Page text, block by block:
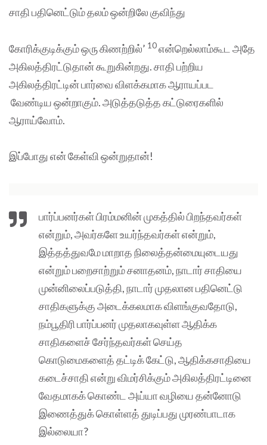
சாதி பதினெட்டும் தலம் ஒன்றிலே குவிந்து
கோரிக்குடிக்கும் ஒரு கிணற்றில்’ 10என்றெல்லாம்கூட அதே
அகிலத்திரட்டுதான் கூறுகின்றது. சாதி பற்றிய
அகிலத்திரட்டின் பார்வை விளக்கமாக ஆராயப்பட
வேண்டிய ஒன்றாகும். அடுத்தடுத்த கட்டுரைகளில்
ஆராய்வோம்.
இப்போது என் கேள்வி ஒன்றுதான்!
பார்ப்பனர்கள் பிரம்மனின் முகத்தில் பிறந்தவர்கள்
என்றும், அவர்களே உயர்ந்தவர்கள் என்றும்,
இத்தத்துவமே மாறாத நிலைத்தன்மையுடையது
என்றும் பறைசாற்றும் சனாதனம், நாடார் சாதியை
முன்னிலைப்படுத்தி, நாடார் முதலான பதினெட்டு
சாதிகளுக்கு அடைக்கலமாக விளங்குவதோடு,
நம்பூதிரி பார்ப்பனர் முதலாகவுள்ள ஆதிக்க
சாதிகளைச் சேர்ந்தவர்கள் செய்த
கொடுமைகளைத் தட்டிக் கேட்டு, ஆதிக்கசாதியை
கடைச்சாதி என்று விமர்சிக்கும் அகிலத்திரட்டினை
வேதமாகக் கொண்ட அய்யா வழியை தன்னோடு
இணைத்துக் கொள்ளத் துடிப்பது முரண்பாடாக
இல்லையா?